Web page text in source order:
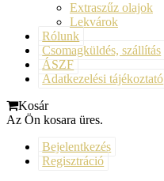
Extraszűz olajok
Lekvárok
Rólunk
Csomagküldés, szállítás
ÁSZF
Adatkezelési tájékoztató
Kosár
Az Ön kosara üres.
Bejelentkezés
Regisztráció